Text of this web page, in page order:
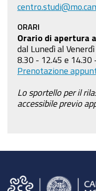
ORARI
Orario di apertura
dal Lunedì al Venerdì
8.30 - 12.45 e 14.30
Prenotazione
Lo sportello per il
accessibile previo